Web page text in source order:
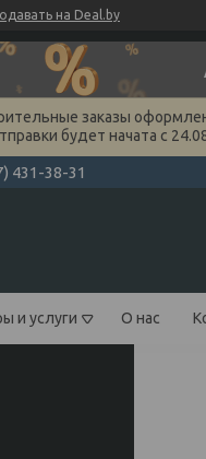
на Deal.by
заказы
будет начата с
431-38-31
и услуги О нас